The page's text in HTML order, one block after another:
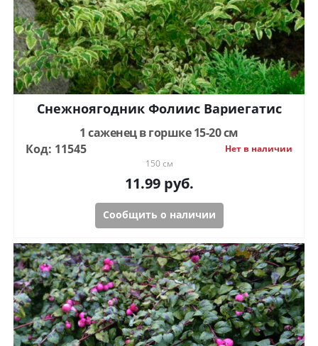
Снежноягодник Фолиис Вариегатис
1 саженец в горшке 15-20 см
Код: 11545
Нет в наличии
150 см
11.99руб.
Сообщить о наличии